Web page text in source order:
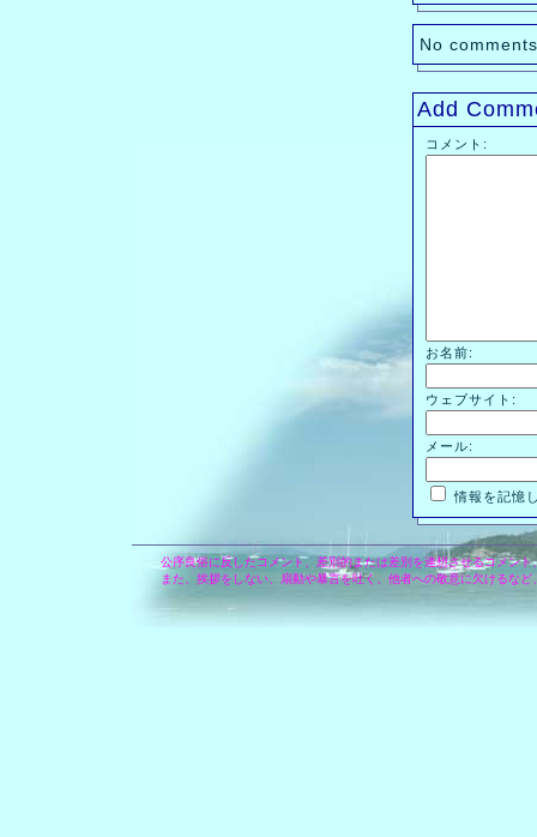
No
Add
コメント:
お名前:
ウェブサイト:
メール:
情報を記憶
公序良俗に反したコメント、差別的または差別を連想させるコメン
また、挨拶をしない、扇動や暴言を吐く、他者への敬意に欠けるな